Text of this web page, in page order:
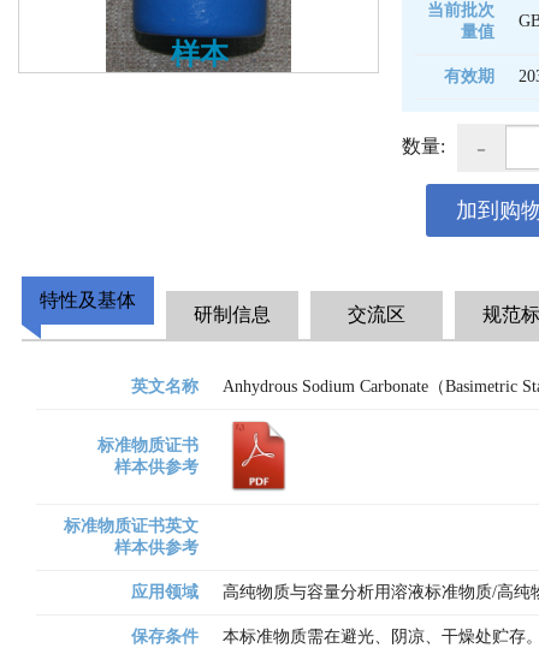
样本
当前批次
量值
有效期
数量: -
加到购
特性及基体
研制信息 交流区 规范
英文名称 Anhydrous Sodium Carbonate（Basimetric
标准物质证书
样本供参考
标准物质证书英文
样本供参考
应用领域 高纯物质与容量分析用溶液标准物质/高纯
保存条件 本标准物质需在避光、阴凉、干燥处贮存